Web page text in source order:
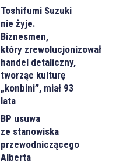
Toshifumi Suzuki
nie żyje.
Biznesmen,
który zrewolucjonizował
handel detaliczny,
tworząc kulturę
„konbini”, miał 93
lata
BP usuwa
ze stanowiska
przewodniczącego
Alberta